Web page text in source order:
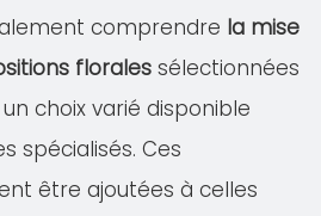
comprendre la mise
florales sélectionnées
choix varié disponible
spécialisés. Ces
être ajoutées à celles